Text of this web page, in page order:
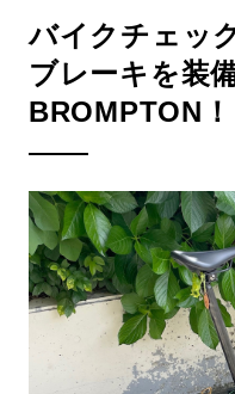
バイクチェッ
ブレーキを装
BROMPTON！